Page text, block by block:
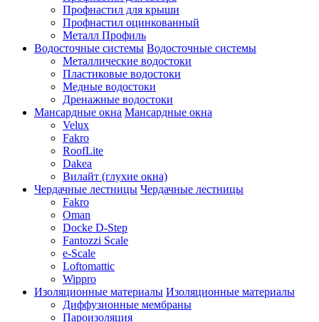
Профнастил для крыши
Профнастил оцинкованный
Металл Профиль
Водосточные системы Водосточные системы
Металлические водостоки
Пластиковые водостоки
Медные водостоки
Дренажные водостоки
Мансардные окна Мансардные окна
Velux
Fakro
RoofLite
Dakea
Вилайт (глухие окна)
Чердачные лестницы Чердачные лестницы
Fakro
Oman
Docke D-Step
Fantozzi Scale
e-Scale
Loftomattic
Wippro
Изоляционные материалы Изоляционные материалы
Диффузионные мембраны
Пароизоляция